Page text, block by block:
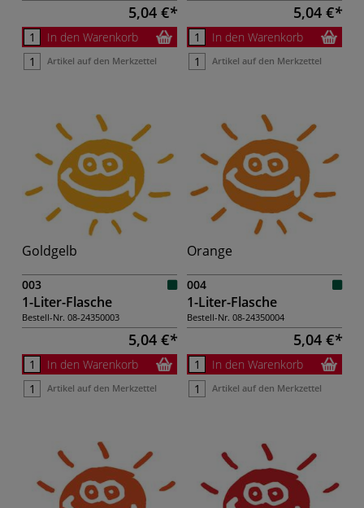
5,04 €
In den Warenkorb
Artikel auf den Merkzettel
5,04 €
In den Warenkorb
Artikel auf den Merkzettel
Goldgelb
003
1-Liter-Flasche
Bestell-Nr. 08-24350003
5,04 €
In den Warenkorb
Artikel auf den Merkzettel
Orange
004
1-Liter-Flasche
Bestell-Nr. 08-24350004
5,04 €
In den Warenkorb
Artikel auf den Merkzettel